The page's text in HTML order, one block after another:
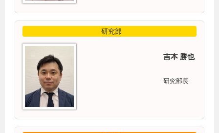
研究部
吉本 勝也
研究部長